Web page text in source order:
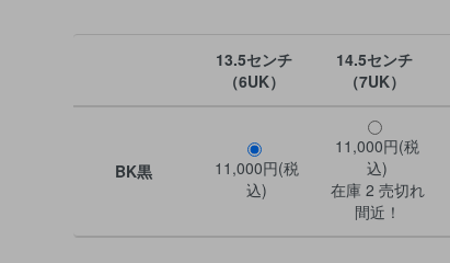
13.5センチ
（6UK）
14.5センチ
（7UK）
BK黒
11,000円(税
込)
11,000円(税
込)
在庫 2 売切れ
間近！